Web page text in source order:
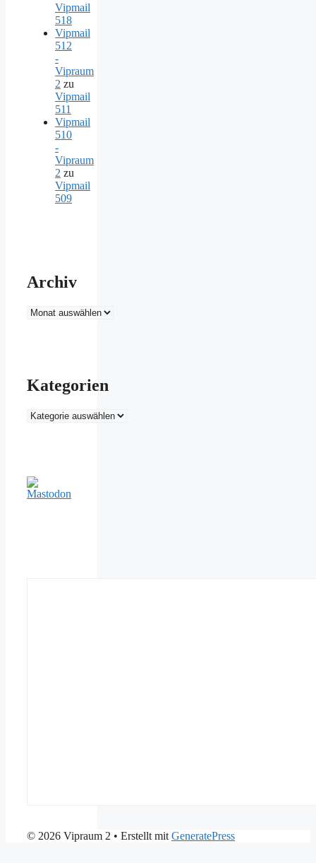
Vipmail
518
Vipmail
512
-
Vipraum
2 zu
Vipmail
511
Vipmail
510
-
Vipraum
2 zu
Vipmail
509
Archiv
Archiv
Kategorien
Kategorien
© 2026 Vipraum 2 • Erstellt mit GeneratePress